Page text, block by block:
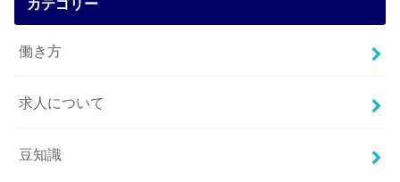
カテゴリー
働き方
求人について
豆知識